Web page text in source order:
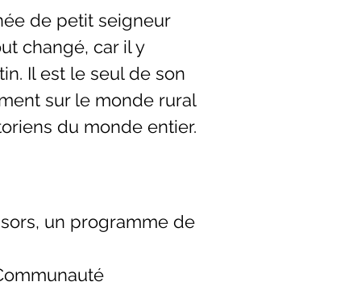
de petit seigneur
changé, car il y
Il est le seul de son
sur le monde rural
du monde entier.
un programme de